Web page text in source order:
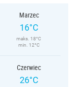
Marzec
16°C
maks. 18°C
min. 12°C
Czerwiec
26°C